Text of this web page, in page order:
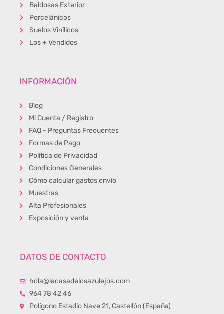
Baldosas Exterior
Porcelánicos
Suelos Vinílicos
Los + Vendidos
INFORMACIÓN
Blog
Mi Cuenta / Registro
FAQ - Preguntas Frecuentes
Formas de Pago
Política de Privacidad
Condiciones Generales
Cómo calcular gastos envío
Muestras
Alta Profesionales
Exposición y venta
DATOS DE CONTACTO
hola@lacasadelosazulejos.com
964 78 42 46
Polígono Estadio Nave 21, Castellón (España)